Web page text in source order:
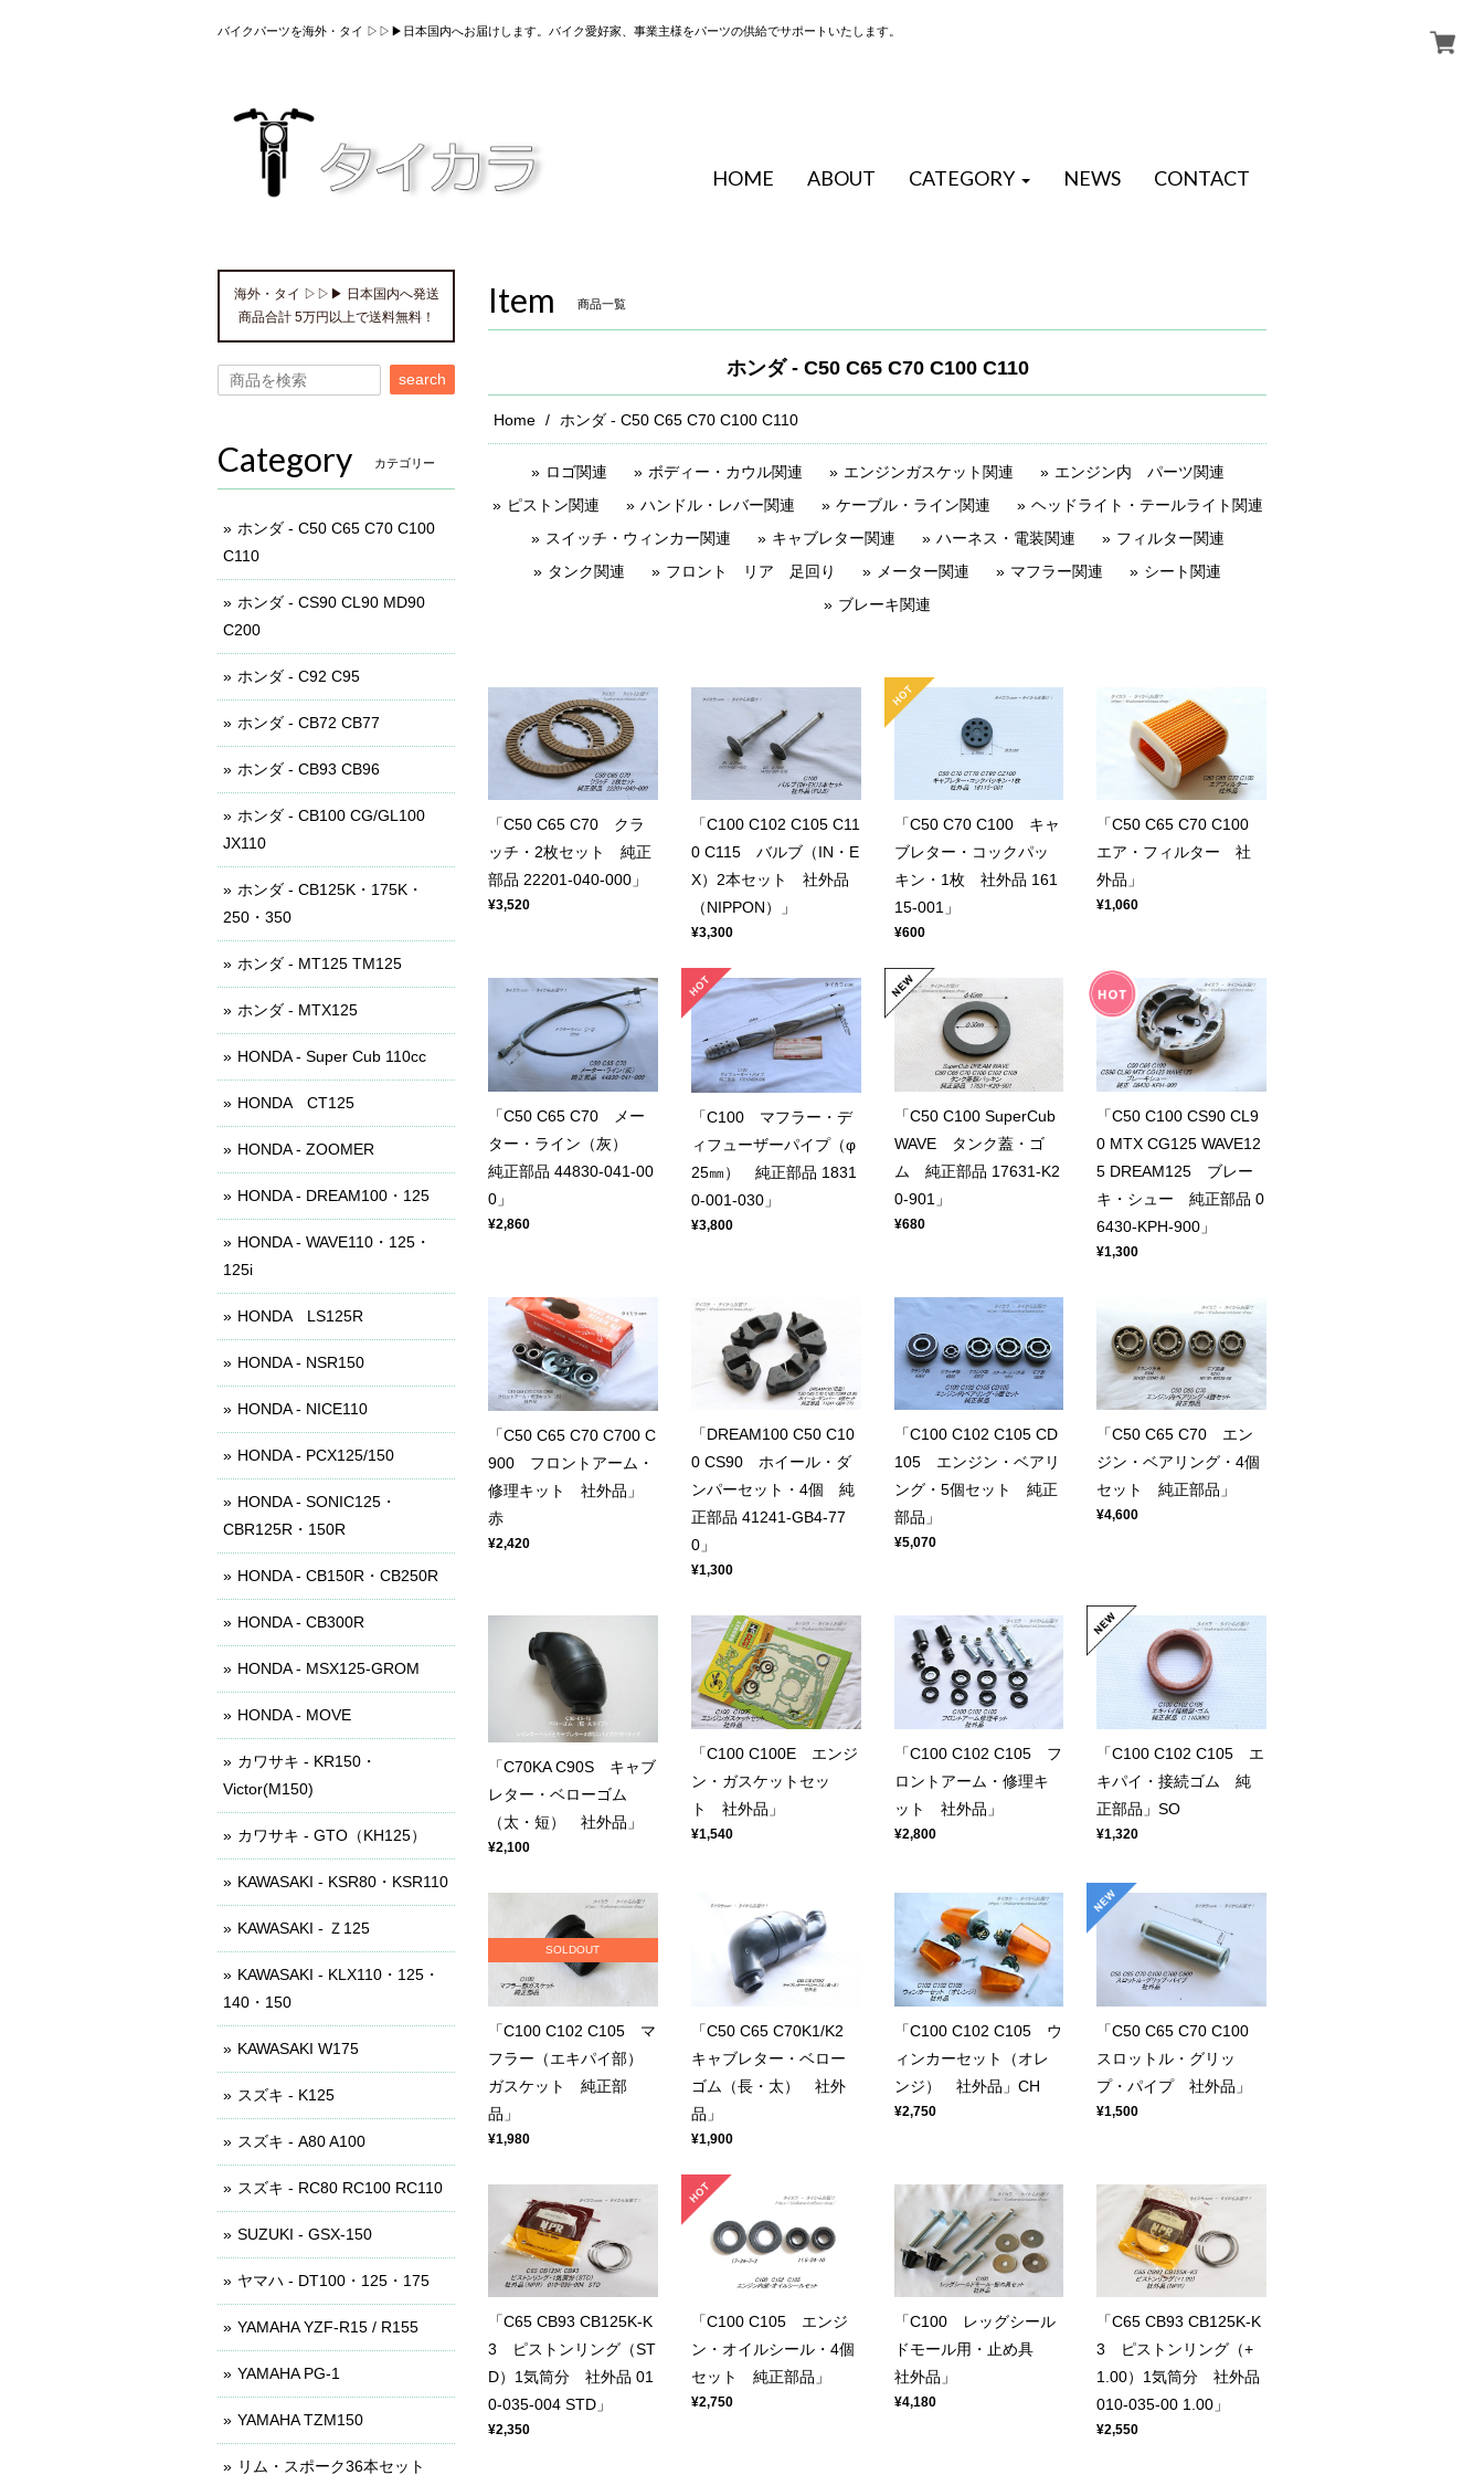
バイクパーツを海外・タイ ▷▷▶日本国内へお届けします。バイク愛好家、事業主様をパーツの供給でサポートいたします。
HOME ABOUT CATEGORY NEWS CONTACT
Item 商品一覧
ホンダ - C50 C65 C70 C100 C110
Home ホンダ - C50 C65 C70 C100 C110
ロゴ関連 ボディー・カウル関連 エンジンガスケット関連
エンジン内 パーツ関連
ピストン関連
ハンドル・レバー関連 ケーブル・ライン関連
ヘッドライト・テールライト関連
スイッチ・ウィンカー関連
キャブレター関連 ハーネス・電装関連
フィルター関連
タンク関連
フロント リア 足回り メーター関連 マフラー関連
シート関連
ブレーキ関連
「C50 C65 C70 クラ
ッチ・2枚セット 純正
部品 22201-040-000」
¥3,520
「C100 C102 C105 C11
0 C115 バルブ（IN・E
X）2本セット 社外品
（NIPPON）」
¥3,300
「C50 C70 C100 キャ
ブレター・コックパッ
キン・1枚 社外品 161
15-001」
¥600
「C50 C65 C70 C100
エア・フィルター 社
外品」
¥1,060
「C50 C65 C70 メー
ター・ライン（灰）
純正部品 44830-041-00
0」
¥2,860
「C100 マフラー・デ
ィフューザーパイプ（φ
25㎜） 純正部品 1831
0-001-030」
¥3,800
「C50 C100 SuperCub
WAVE タンク蓋・ゴ
ム 純正部品 17631-K2
0-901」
¥680
「C50 C100 CS90 CL9
0 MTX CG125 WAVE12
5 DREAM125 ブレー
キ・シュー 純正部品 0
6430-KPH-900」
¥1,300
「C50 C65 C70 C700 C
900 フロントアーム・
修理キット 社外品」
赤
¥2,420
「DREAM100 C50 C10
0 CS90 ホイール・ダ
ンパーセット・4個 純
正部品 41241-GB4-77
0」
¥1,300
「C100 C102 C105 CD
105 エンジン・ベアリ
ング・5個セット 純正
部品」
¥5,070
「C50 C65 C70 エン
ジン・ベアリング・4個
セット 純正部品」
¥4,600
「C70KA C90S キャブ
レター・ベローゴム
（太・短） 社外品」
¥2,100
「C100 C100E エンジ
ン・ガスケットセッ
ト 社外品」
¥1,540
「C100 C102 C105 フ
ロントアーム・修理キ
ット 社外品」
¥2,800
「C100 C102 C105 エ
キパイ・接続ゴム 純
正部品」SO
¥1,320
SOLDOUT
「C100 C102 C105 マ
フラー（エキパイ部）
ガスケット 純正部
品」
¥1,980
「C50 C65 C70K1/K2
キャブレター・ベロー
ゴム（長・太） 社外
品」
¥1,900
「C100 C102 C105 ウ
ィンカーセット（オレ
ンジ） 社外品」CH
¥2,750
「C50 C65 C70 C100
スロットル・グリッ
プ・パイプ 社外品」
¥1,500
「C65 CB93 CB125K-K
3 ピストンリング（ST
D）1気筒分 社外品 01
0-035-004 STD」
¥2,350
「C100 C105 エンジ
ン・オイルシール・4個
セット 純正部品」
¥2,750
「C100 レッグシール
ドモール用・止め具
社外品」
¥4,180
「C65 CB93 CB125K-K
3 ピストンリング（+
1.00）1気筒分 社外品
010-035-00 1.00」
¥2,550
海外・タイ ▷▷▶ 日本国内へ発送
商品合計 5万円以上で送料無料！
search
Category カテゴリー
ホンダ - C50 C65 C70 C100
C110
ホンダ - CS90 CL90 MD90
C200
ホンダ - C92 C95
ホンダ - CB72 CB77
ホンダ - CB93 CB96
ホンダ - CB100 CG/GL100
JX110
ホンダ - CB125K・175K・
250・350
ホンダ - MT125 TM125
ホンダ - MTX125
HONDA - Super Cub 110cc
HONDA CT125
HONDA - ZOOMER
HONDA - DREAM100・125
HONDA - WAVE110・125・
125i
HONDA LS125R
HONDA - NSR150
HONDA - NICE110
HONDA - PCX125/150
HONDA - SONIC125・
CBR125R・150R
HONDA - CB150R・CB250R
HONDA - CB300R
HONDA - MSX125-GROM
HONDA - MOVE
カワサキ - KR150・
Victor(M150)
カワサキ - GTO（KH125）
KAWASAKI - KSR80・KSR110
KAWASAKI - Ｚ125
KAWASAKI - KLX110・125・
140・150
KAWASAKI W175
スズキ - K125
スズキ - A80 A100
スズキ - RC80 RC100 RC110
SUZUKI - GSX-150
ヤマハ - DT100・125・175
YAMAHA YZF-R15 / R155
YAMAHA PG-1
YAMAHA TZM150
リム・スポーク36本セット